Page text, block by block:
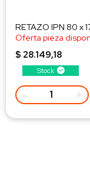
Stock
RETAZO IPN 80 x
Oferta pieza
¡Consulta al
$ 28.149,18
- +